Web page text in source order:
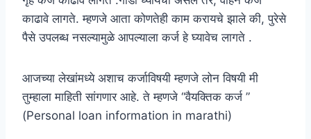
काढावे लागते. म्हणजे आता कोणतेही काम करायचे झाले की, पुरेसे
पैसे उपलब्ध नसल्यामुळे आपल्याला कर्ज हे घ्यावेच लागते .
आजच्या लेखांमध्ये अशाच कर्जाविषयी म्हणजे लोन विषयी मी
तुम्हाला माहिती सांगणार आहे. ते म्हणजे “वैयक्तिक कर्ज ”
(Personal loan information in marathi)